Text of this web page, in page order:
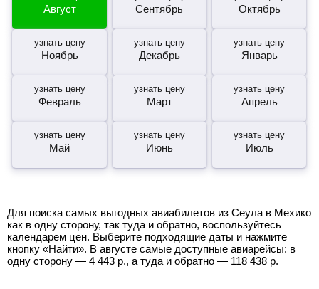
Август Сентябрь Октябрь
узнать цену
Ноябрь
узнать цену
Декабрь
узнать цену
Январь
узнать цену
Февраль
узнать цену
Март
узнать цену
Апрель
узнать цену
Май
узнать цену
Июнь
узнать цену
Июль
Для поиска самых выгодных авиабилетов из Сеула в Мехико
как в одну сторону, так туда и обратно, воспользуйтесь
календарем цен. Выберите подходящие даты и нажмите
кнопку «Найти». В августе самые доступные авиарейсы: в
одну сторону — 4 443 р., а туда и обратно — 118 438 р.